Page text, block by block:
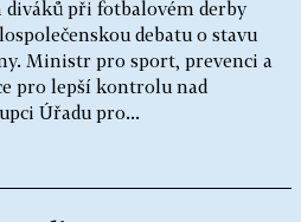
při fotbalovém derby
debatu o stavu
Ministr pro sport, prevenci a
pro lepší kontrolu nad
Úřadu pro...